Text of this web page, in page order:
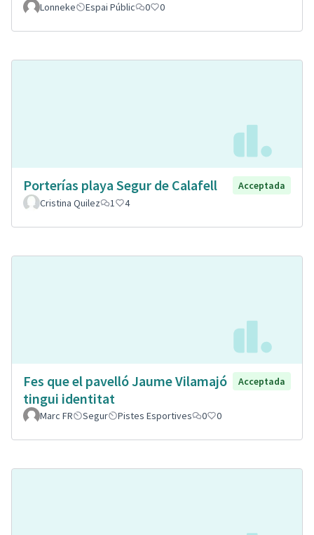
Lonneke
Espai Públic 0 0
Porterías playa Segur de Calafell
Acceptada
Cristina Quilez
1 4
Fes que el pavelló Jaume Vilamajó
tingui identitat
Acceptada
Marc FR Segur Pistes Esportives 0 0